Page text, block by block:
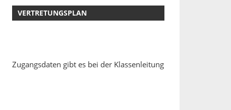
VERTRETUNGSPLAN
Zugangsdaten gibt es bei der Klassenleitung